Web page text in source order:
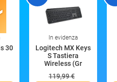
30
In evidenza
Logitech MX Keys
S Tastiera
Wireless (Gr
119,99 €